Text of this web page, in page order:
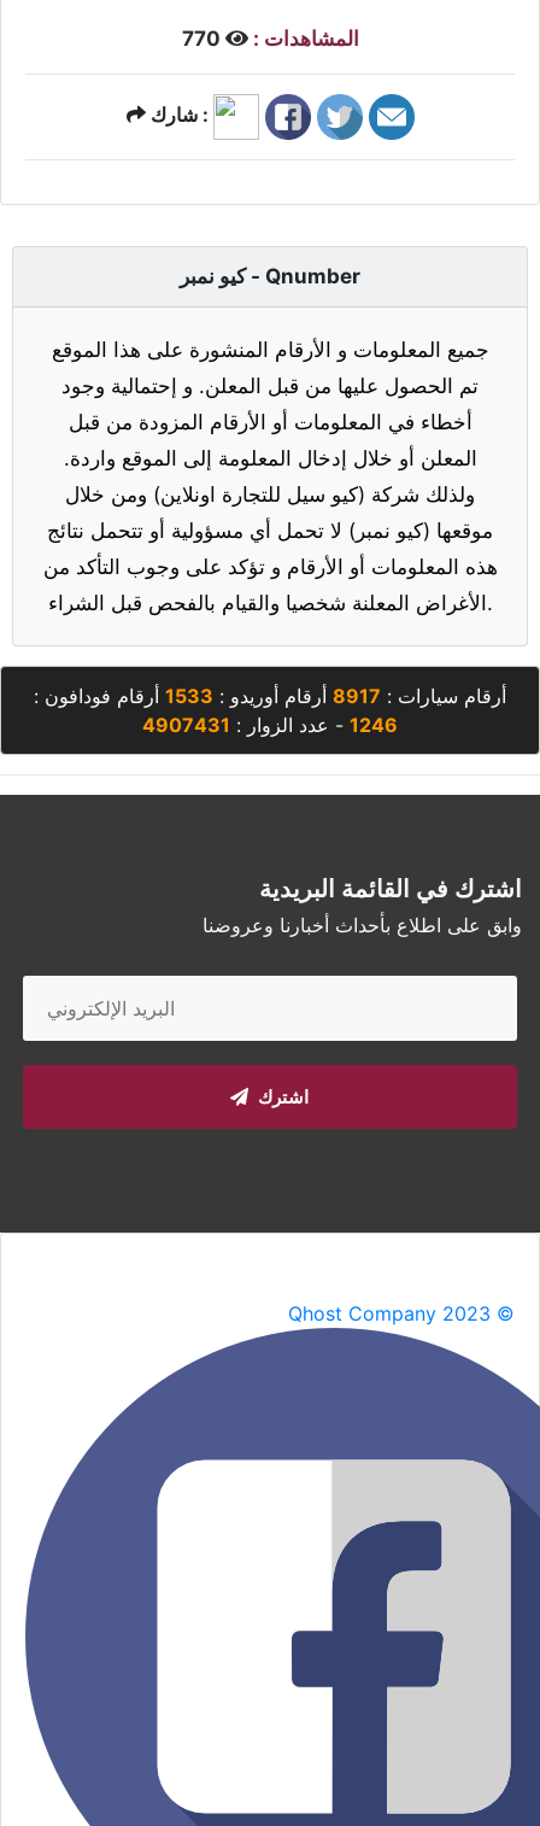
المشاهدات :
شارك :
كيو نمبر - Qnumber
جميع المعلومات و الأرقام المنشورة على هذا الموقع
تم الحصول عليها من قبل المعلن. و إحتمالية وجود
أخطاء في المعلومات أو الأرقام المزودة من قبل
المعلن أو خلال إدخال المعلومة إلى الموقع واردة.
ولذلك شركة (كيو سيل للتجارة اونلاين) ومن خلال
موقعها (كيو نمبر) لا تحمل أي مسؤولية أو تتحمل نتائج
هذه المعلومات أو الأرقام و تؤكد على وجوب التأكد من
الأغراض المعلنة شخصيا والقيام بالفحص قبل الشراء.
أرقام سيارات : 8917 أرقام أوريدو : 1533 أرقام فودافون :
1246 - عدد الزوار : 4907431
اشترك في القائمة البريدية
وابق على اطلاع بأحداث أخبارنا وعروضنا
اشترك
Qhost Company 2023 ©